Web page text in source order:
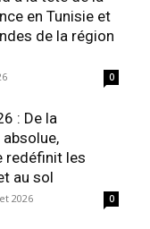
en Tunisie et
de la région
0
: De la
redéfinit les
au sol
2026 0